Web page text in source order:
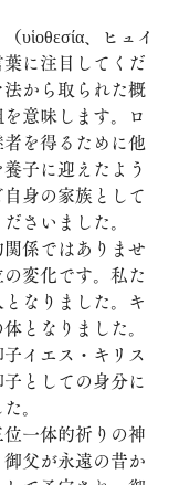
υἱοθεσία、ヒュイ
に注目してくだ
から取られた概
意味します。ロ
を得るために他
子に迎えたよう
身の家族として
さいました。
関係ではありませ
変化です。私た
なりました。キ
となりました。
イエス・キリス
としての身分に
。
一体的祈りの神
父が永遠の昔か